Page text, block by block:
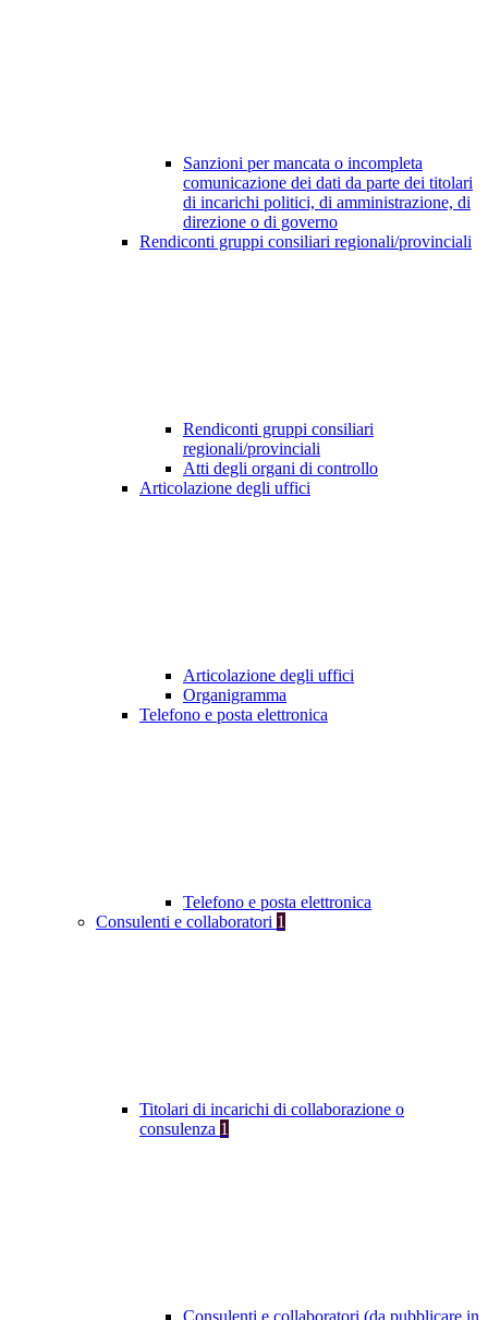
Sanzioni per mancata o incompleta
comunicazione dei dati da parte dei titolari
di incarichi politici, di amministrazione, di
direzione o di governo
Rendiconti gruppi consiliari regionali/provinciali
Rendiconti gruppi consiliari
regionali/provinciali
Atti degli organi di controllo
Articolazione degli uffici
Articolazione degli uffici
Organigramma
Telefono e posta elettronica
Telefono e posta elettronica
Consulenti e collaboratori 1
Titolari di incarichi di collaborazione o
consulenza 1